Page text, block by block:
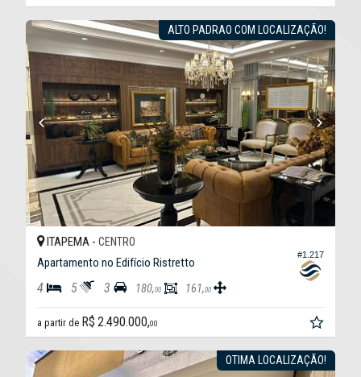
ALTO PADRAO COM LOCALIZAÇÃO!
#1.217
ITAPEMA - CENTRO
Apartamento no Edifício Ristretto
4 5 3 180,00 161,00
a partir de R$ 2.490.000,00
OTIMA LOCALIZAÇÃO!